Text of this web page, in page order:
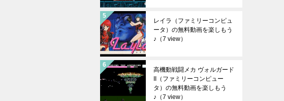
レイラ（ファミリーコンピュ
ータ）の無料動画を楽しもう
♪ （7 view）
高機動戦闘メカ ヴォルガード
II（ファミリーコンピュー
タ）の無料動画を楽しもう
♪ （7 view）